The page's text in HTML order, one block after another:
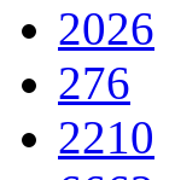
2026
276
2210